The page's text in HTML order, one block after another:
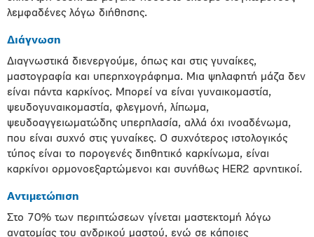
λεµφαδένες λόγω διήθησης.
∆ιάγνωση
∆ιαγνωστικά διενεργούµε, όπως και στις γυναίκες,
µαστογραφία και υπερηχογράφηµα. Μια ψηλαφητή µάζα δεν
είναι πάντα καρκίνος. Μπορεί να είναι γυναικοµαστία,
ψευδογυναικοµαστία, φλεγµονή, λίπωµα,
ψευδοαγγειωµατώδης υπερπλασία, αλλά όχι ινοαδένωµα,
που είναι συχνό στις γυναίκες. Ο συχνότερος ιστολογικός
τύπος είναι το πορογενές διηθητικό καρκίνωµα, είναι
καρκίνοι ορµονοεξαρτώµενοι και συνήθως HER2 αρνητικοί.
Αντιµετώπιση
Στο 70% των περιπτώσεων γίνεται µαστεκτοµή λόγω
ανατοµίας του ανδρικού µαστού, ενώ σε κάποιες